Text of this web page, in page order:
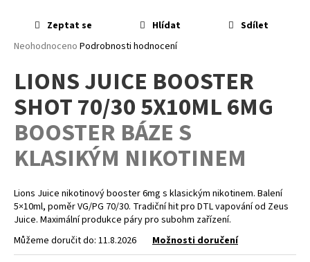
Průměrné
produktu
je
0,0
z
5
hvězdiček.
Neohodnoceno Podrobnosti hodnocení
LIONS JUICE BOOSTER
SHOT 70/30 5X10ML 6MG
BOOSTER BÁZE S
KLASIKÝM NIKOTINEM
Lions Juice nikotinový booster 6mg s klasickým nikotinem. Balení
5×10ml, poměr VG/PG 70/30. Tradiční hit pro DTL vapování od Zeus
Juice. Maximální produkce páry pro subohm zařízení.
Můžeme doručit do: 11.8.2026 Možnosti doručení
Zeptat se Hlídat Sdílet
í
t
?
HLEDAT
D
o
p